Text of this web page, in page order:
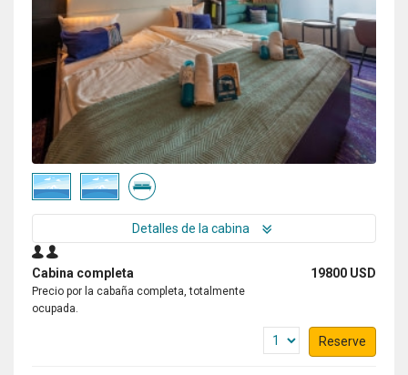
Detalles de la cabina
Cabina completa 19800 USD
Precio por la cabaña completa, totalmente
ocupada.
Reserve